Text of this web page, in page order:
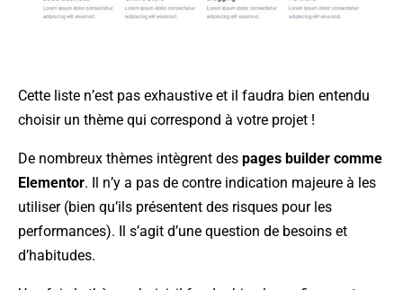
Cette liste n’est pas exhaustive et il faudra bien entendu
choisir un thème qui correspond à votre projet !
De nombreux thèmes intègrent des pages builder comme
Elementor. Il n’y a pas de contre indication majeure à les
utiliser (bien qu’ils présentent des risques pour les
performances). Il s’agit d’une question de besoins et
d’habitudes.